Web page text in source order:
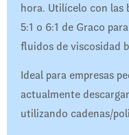
hora. Utilícelo con las
5:1 o 6:1 de Graco
fluidos de viscosidad
Ideal para empresas
actualmente
utilizando cadenas/